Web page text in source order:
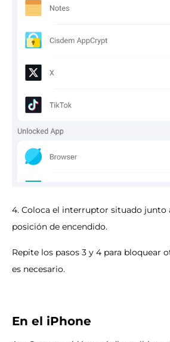
4. Coloca el interruptor situado junto
posición de encendido.
Repite los pasos 3 y 4 para bloquear
es necesario.
En el iPhone